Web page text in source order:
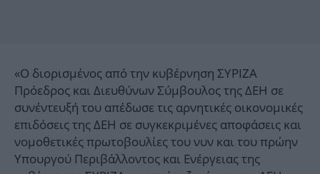
«Ο διορισμένος από την κυβέρνηση ΣΥΡΙΖΑ
Πρόεδρος και Διευθύνων Σύμβουλος της ΔΕΗ σε
συνέντευξή του απέδωσε τις αρνητικές οικονομικές
επιδόσεις της ΔΕΗ σε συγκεκριμένες αποφάσεις και
νομοθετικές πρωτοβουλίες του νυν και του πρώην
Υπουργού Περιβάλλοντος και Ενέργειας της